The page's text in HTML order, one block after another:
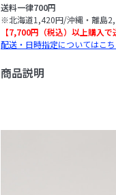
送料一律700円
※北海道1,420円/沖縄・離島
【7,700円（税込）以上購入で
配送・日時指定についてはこち
商品説明